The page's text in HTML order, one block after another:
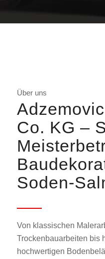
Über uns
Co. KG –
Soden-
Von klassischen
Trockenbauarbeiten bis
hochwertigen